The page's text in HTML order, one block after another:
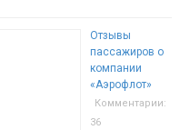
Отзывы
пассажиров о
компании
«Аэрофлот»
Комментарии:
36